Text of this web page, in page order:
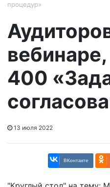
процедур»
400
13 июля 2022
ВКонтакте